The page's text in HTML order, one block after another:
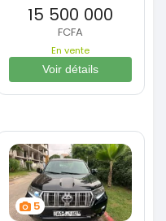
15 500 000
FCFA
En vente
Voir détails
5